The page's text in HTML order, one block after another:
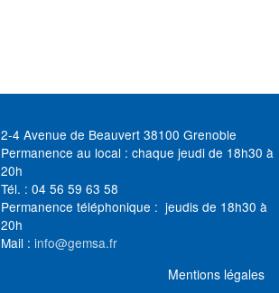
2-4 Avenue de Beauvert 38100 Grenoble
Permanence au local : chaque jeudi de 18h30 à
20h
Tél. : 04 56 59 63 58
Permanence téléphonique : jeudis de 18h30 à
20h
Mail : info@gemsa.fr
Mentions légales